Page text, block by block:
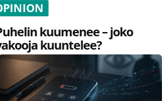
kuumenee – joko
kuuntelee?